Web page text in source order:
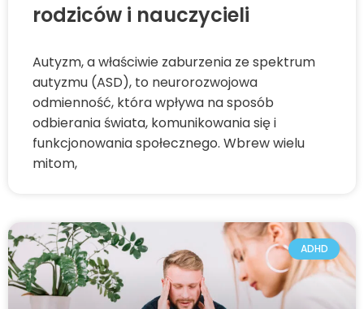
rodziców i nauczycieli
Autyzm, a właściwie zaburzenia ze spektrum
autyzmu (ASD), to neurorozwojowa
odmienność, która wpływa na sposób
odbierania świata, komunikowania się i
funkcjonowania społecznego. Wbrew wielu
mitom,
ADHD